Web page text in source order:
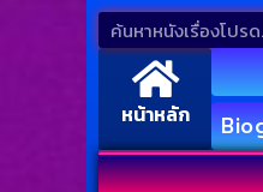
หน้าหลัก